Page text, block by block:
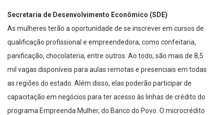
Secretaria de Desenvolvimento Econômico (SDE)
As mulheres terão a oportunidade de se inscrever em cursos de
qualificação profissional e empreendedora, como confeitaria,
panificação, chocolateria, entre outros. Ao todo, são mais de 8,5
mil vagas disponíveis para aulas remotas e presenciais em todas
as regiões do estado. Além disso, elas poderão participar de
capacitação em negócios para ter acesso às linhas de crédito do
programa Empreenda Mulher, do Banco do Povo. O microcrédito